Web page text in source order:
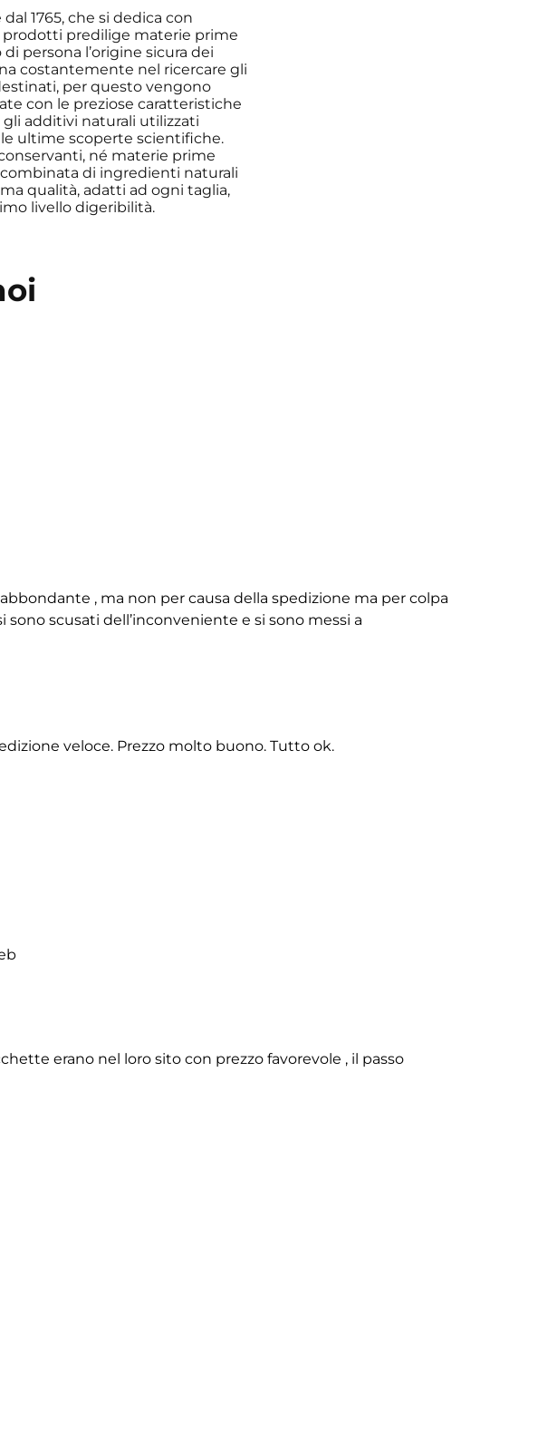
1765, che si dedica con
prodotti predilige materie prime
persona l’origine sicura dei
costantemente nel ricercare gli
per questo vengono
con le preziose caratteristiche
additivi naturali utilizzati
ultime scoperte scientifiche.
né materie prime
di ingredienti naturali
qualità, adatti ad ogni taglia,
livello digeribilità.
, ma non per causa della spedizione ma per colpa
scusati dell’inconveniente e si sono messi a
veloce. Prezzo molto buono. Tutto ok.
erano nel loro sito con prezzo favorevole , il passo